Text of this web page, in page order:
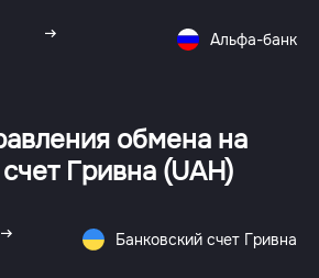
Альфа-банк
обмена на
Гривна (UAH)
Банковский счет Гривна